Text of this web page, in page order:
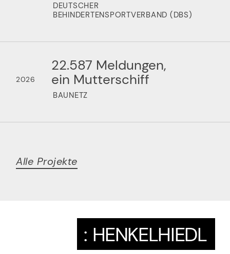
DEUTSCHER
BEHINDERTENSPORTVERBAND (DBS)
2026
22.587 Meldungen,
ein Mutterschiff
BAUNETZ
Alle Projekte
: HENKELHIEDL